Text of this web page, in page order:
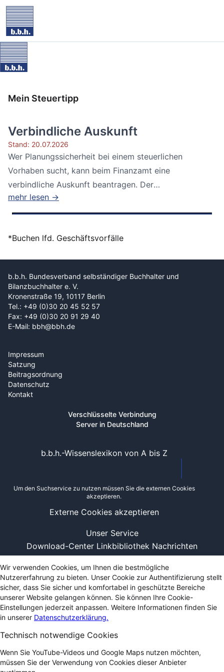
Mein Steuertipp
Verbindliche Auskunft
Stand: 20.07.2026
Wer Planungssicherheit bei einem steuerlichen
Vorhaben sucht, kann beim Finanzamt eine
verbindliche Auskunft beantragen. Der
Bundesfinanzhof...
mehr lesen →
*Buchen lfd. Geschäftsvorfälle
b.b.h. Bundesverband selbständiger Buchhalter und
Bilanzbuchhalter e. V.
Kronenstraße 19, 10117 Berlin
Tel.: +49 (0)30 20 45 52 57
Fax: +49 (0)30 20 91 29 40
E-Mail: bbh@bbh.de
Impressum
Satzung
Beitragsordnung
Datenschutz
Kontakt
Verschlüsselte Verbindung
Server in Deutschland
Unser Service
Download-Center Linkbibliothek Nachrichten
b.b.h.-Wissenslexikon von A bis Z
Um den Suchservice zu nutzen müssen Sie die externen Cookies
akzeptieren.
Externe Cookies akzeptieren
Wir verwenden Cookies, um Ihnen die bestmögliche
Nutzererfahrung zu bieten. Unser Cookie zur Authentifizierung stellt
sicher, dass Sie sicher und komfortabel in geschützte Bereiche
unserer Website gelangen können. Sie können Ihre Cookie-
Einstellungen jederzeit anpassen. Weitere Informationen finden Sie
in unserer Datenschutzerklärung.
Technisch notwendige Cookies
Wenn Sie YouTube-Videos und Google Maps nutzen möchten,
müssen Sie der Verwendung von Cookies dieser Anbieter